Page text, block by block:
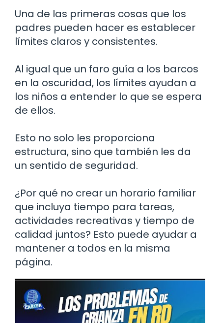
Una de las primeras cosas que los
padres pueden hacer es establecer
límites claros y consistentes.
Al igual que un faro guía a los barcos
en la oscuridad, los límites ayudan a
los niños a entender lo que se espera
de ellos.
Esto no solo les proporciona
estructura, sino que también les da
un sentido de seguridad.
¿Por qué no crear un horario familiar
que incluya tiempo para tareas,
actividades recreativas y tiempo de
calidad juntos? Esto puede ayudar a
mantener a todos en la misma
página.